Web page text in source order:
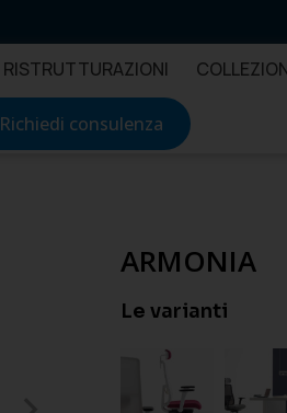
RISTRUTTURAZIONI
Richiedi consulenza
ARMONIA
Le varianti